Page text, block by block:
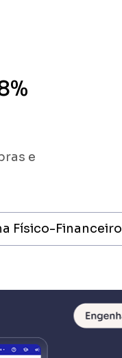
e
Físico-Financeiro